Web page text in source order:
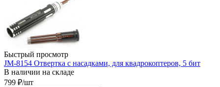
Быстрый просмотр
JM-8154 Отвертка с насадками, для квадрокоптеров, 5 бит
В наличии на складе
799 ₽/шт